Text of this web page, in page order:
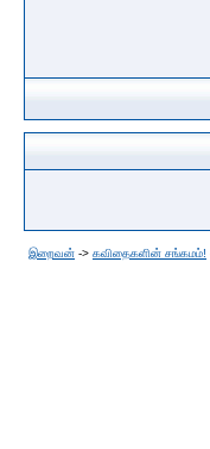
இறைவன் -> கவிதைகளின் சங்கமம்!